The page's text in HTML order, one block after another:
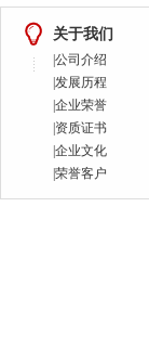
关于我们
公司介绍
发展历程
企业荣誉
资质证书
企业文化
荣誉客户